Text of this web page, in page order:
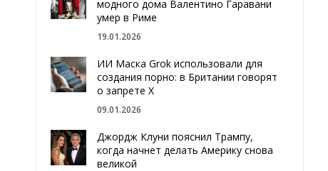
модного дома Валентино Гаравани
умер в Риме
19.01.2026
ИИ Маска Grok использовали для
создания порно: в Британии говорят
о запрете Х
09.01.2026
Джордж Клуни пояснил Трампу,
когда начнет делать Америку снова
великой